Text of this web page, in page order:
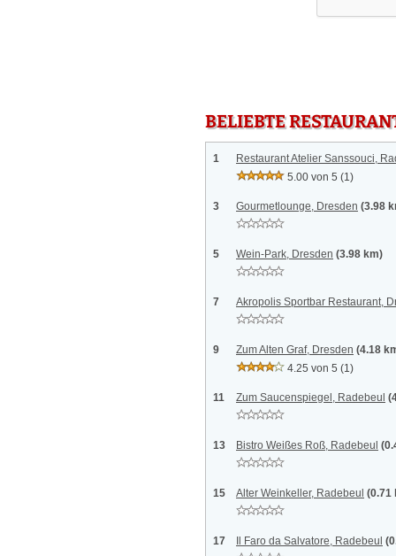
BELIEBTE
1
Restaurant Atelier Sanssouci,
5.00 von 5 (1)
3 Gourmetlounge, Dresden (3.98
5 Wein-Park, Dresden (3.98 km)
7 Akropolis Sportbar Restaurant,
9 Zum Alten Graf, Dresden (4.18
4.25 von 5 (1)
11 Zum Saucenspiegel, Radebeul
13 Bistro Weißes Roß, Radebeul
15 Alter Weinkeller, Radebeul (0.71
17 Il Faro da Salvatore, Radebeul